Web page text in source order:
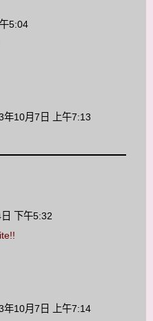
5:04
年10月7日 上午7:13
下午5:32
年10月7日 上午7:14